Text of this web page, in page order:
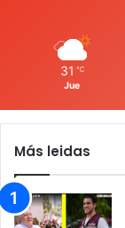
31 ℃
Jue
Más leidas